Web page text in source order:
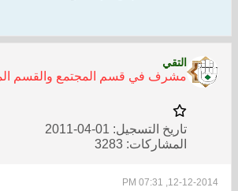
التقي
مشرف في قسم المجتمع والقسم
تاريخ التسجيل: 01-04-2011
المشاركات: 3283
12-12-2014, 07:31 PM